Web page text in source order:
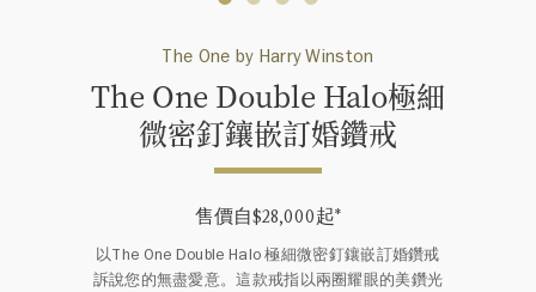
The One by Harry Winston
The One Double Halo極細
微密釘鑲嵌訂婚鑽戒
售價自$28,000起*
以The One Double Halo 極細微密釘鑲嵌訂婚鑽戒
訴說您的無盡愛意。這款戒指以兩圈耀眼的美鑽光